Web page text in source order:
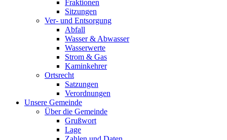
Fraktionen
Sitzungen
Ver- und Entsorgung
Abfall
Wasser & Abwasser
Wasserwerte
Strom & Gas
Kaminkehrer
Ortsrecht
Satzungen
Verordnungen
Unsere Gemeinde
Über die Gemeinde
Grußwort
Lage